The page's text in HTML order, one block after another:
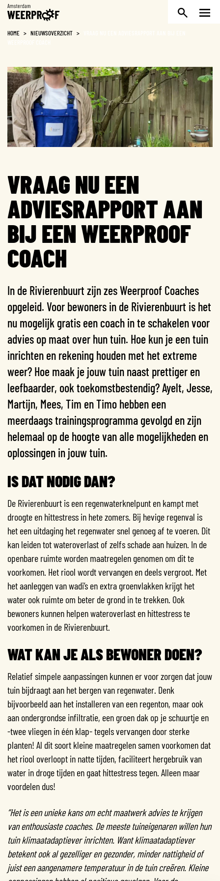
Weerproof
HOME > NIEUWSOVERZICHT >
VRAAG NU EEN
ADVIESRAPPORT AAN
BIJ EEN WEERPROOF
COACH
In de Rivierenbuurt zijn zes Weerproof Coaches
opgeleid. Voor bewoners in de Rivierenbuurt is het
nu mogelijk gratis een coach in te schakelen voor
advies op maat over hun tuin. Hoe kun je een tuin
inrichten en rekening houden met het extreme
weer? Hoe maak je jouw tuin naast prettiger en
leefbaarder, ook toekomstbestendig? Ayelt, Jesse,
Martijn, Mees, Tim en Timo hebben een
meerdaags trainingsprogramma gevolgd en zijn
helemaal op de hoogte van alle mogelijkheden en
oplossingen in jouw tuin.
IS DAT NODIG DAN?
De Rivierenbuurt is een regenwaterknelpunt en kampt met
droogte en hittestress in hete zomers. Bij hevige regenval is
het een uitdaging het regenwater snel genoeg af te voeren. Dit
kan leiden tot wateroverlast of zelfs schade aan huizen. In de
openbare ruimte worden maatregelen genomen om dit te
voorkomen. Het riool wordt vervangen en deels vergroot. Met
het aanleggen van wadi’s en extra groenvlakken krijgt het
water ook ruimte om beter de grond in te trekken. Ook
bewoners kunnen helpen wateroverlast en hittestress te
voorkomen in de Rivierenbuurt.
WAT KAN JE ALS BEWONER DOEN?
Relatief simpele aanpassingen kunnen er voor zorgen dat jouw
tuin bijdraagt aan het bergen van regenwater. Denk
bijvoorbeeld aan het installeren van een regenton, maar ook
aan ondergrondse infiltratie, een groen dak op je schuurtje en
-twee vliegen in één klap- tegels vervangen door sterke
planten! Al dit soort kleine maatregelen samen voorkomen dat
het riool overloopt in natte tijden, faciliteert hergebruik van
water in droge tijden en gaat hittestress tegen. Alleen maar
voordelen dus!
“Het is een unieke kans om echt maatwerk advies te krijgen
van enthousiaste coaches. De meeste tuineigenaren willen hun
tuin klimaatadaptiever inrichten. Want klimaatadaptiever
betekent ook al gezelliger en gezonder, minder nattigheid of
juist een aangenamere temperatuur in de tuin creëren. Kleine